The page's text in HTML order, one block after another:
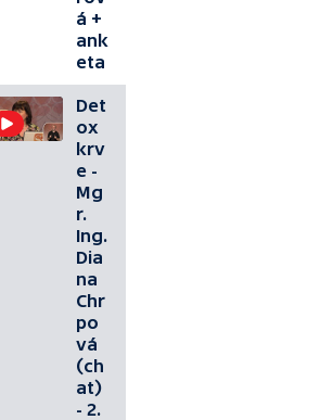
á +
ank
eta
Det
ox
krv
e -
Mg
r.
Ing.
Dia
na
Chr
po
vá
(ch
at)
- 2.